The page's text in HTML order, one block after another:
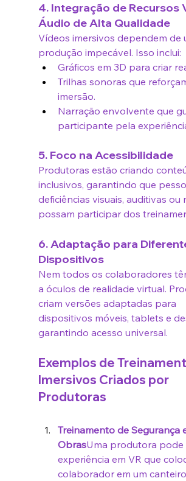
4. Integração de Recursos
Áudio de Alta Qualidade
Vídeos imersivos dependem de
produção impecável. Isso inclui:
Gráficos em 3D para criar
Trilhas sonoras que
imersão.
Narração envolvente que
participante pela
5. Foco na Acessibilidade
Produtoras estão criando
inclusivos, garantindo que
deficiências visuais, auditivas ou
possam participar dos
6. Adaptação para
Dispositivos
Nem todos os colaboradores
a óculos de realidade virtual.
criam versões adaptadas para
dispositivos móveis, tablets e
garantindo acesso universal.
Exemplos de
Imersivos Criados por
Produtoras
Treinamento de Segurança
ObrasUma produtora pode
experiência em VR que
colaborador em um